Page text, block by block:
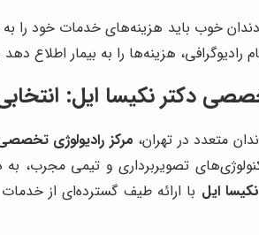
دندان خوب باید هزینه‌های خدمات خود را
رادیوگرافی، هزینه‌ها را به بیمار اطلاع
دکتر نکیسا ایل:
متعدد در تهران، مرکز رادیولوژی
تصویربرداری و تیمی مجرب،
ایل